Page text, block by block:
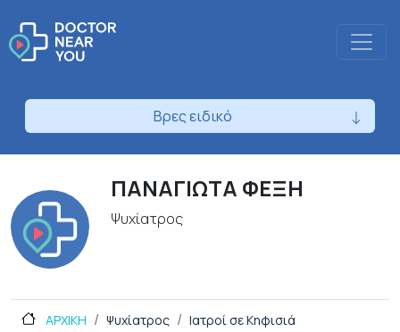
Βρες ειδικό
ΠΑΝΑΓΙΩΤΑ ΦΕΞΗ
Ψυχίατρος
ΑΡΧΙΚΗ Ψυχίατρος
Ιατροί σε Κηφισιά